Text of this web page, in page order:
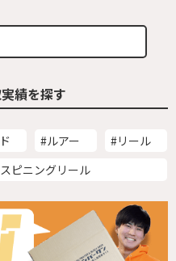
績を探す
#ルアー
#リール
ピニングリール